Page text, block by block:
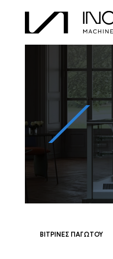
ΒΙΤΡΊΝΕΣ ΠΑΓΩΤΟΎ